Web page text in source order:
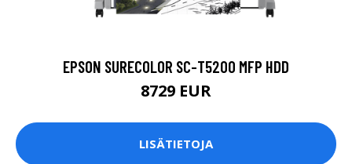
EPSON SURECOLOR SC-T5200 MFP HDD
8729 EUR
LISÄTIETOJA